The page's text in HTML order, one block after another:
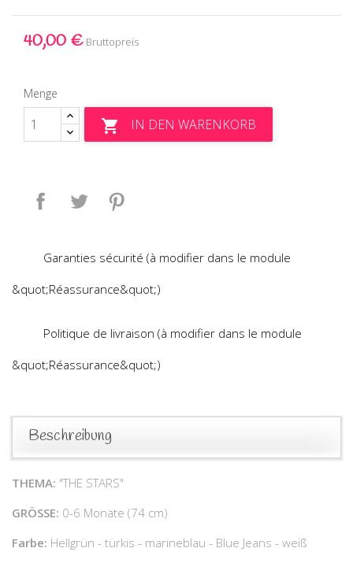
40,00 € Bruttopreis
Menge
 IN DEN WARENKORB
Teilen Tweet
Garanties sécurité (à modifier dans le module
&quot;Réassurance&quot;)
Politique de livraison (à modifier dans le module
&quot;Réassurance&quot;)
Beschreibung
THEMA: "THE STARS"
GRÖSSE: 0-6 Monate (74 cm)
Farbe: Hellgrün - türkis - marineblau - Blue Jeans - weiß